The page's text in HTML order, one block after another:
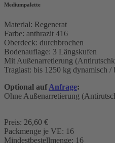
Mediumpalette
Material: Regenerat
Farbe: anthrazit 416
Oberdeck: durchbrochen
Bodenauflage: 3 Längskufen
Mit Außenarretierung
Traglast: bis 1250 kg dynamisch /
Optional aufAnfrage:
Ohne Außenarretierung
Preis: 26,60 €
Packmenge je VE: 16
Mindestbestellmenge: 16